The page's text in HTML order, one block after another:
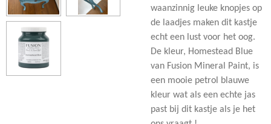
waanzinnig leuke knopjes op
de laadjes maken dit kastje
echt een lust voor het oog.
De kleur, Homestead Blue
van Fusion Mineral Paint, is
een mooie petrol blauwe
kleur wat als een echte jas
past bij dit kastje als je het